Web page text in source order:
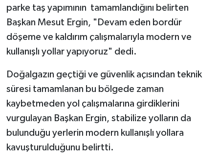
parke taş yapımının tamamlandığını belirten
Başkan Mesut Ergin, "Devam eden bordür
döşeme ve kaldırım çalışmalarıyla modern ve
kullanışlı yollar yapıyoruz" dedi.
Doğalgazın geçtiği ve güvenlik açısından teknik
süresi tamamlanan bu bölgede zaman
kaybetmeden yol çalışmalarına girdiklerini
vurgulayan Başkan Ergin, stabilize yolların da
bulunduğu yerlerin modern kullanışlı yollara
kavuşturulduğunu belirtti.